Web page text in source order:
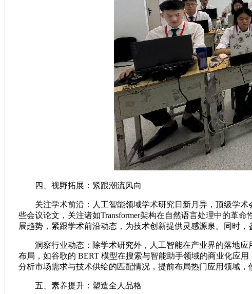
四、视野拓展：紧跟潮流风向
关注学术前沿：人工智能领域学术研究日新月异，顶级学术
些会议论文，关注诸如Transformer架构在自然语言处理中的革
展趋势，紧跟学术前沿动态，为技术创新提供灵感源泉。同时
洞察行业动态：除学术研究外，人工智能在产业界的落地应
布局，如谷歌的 BERT 模型在搜索与智能助手领域的商业化应
分析市场需求与技术供给的匹配情况，提前布局热门应用领域，
五、素养提升：塑造全人品格